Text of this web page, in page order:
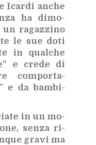
Icar­di an­che
ha di­mo­
un ra­gaz­zi­no
le sue doti
in qual­che
e cre­de di
com­por­ta­
e da bam­bi­
in un mo­
sen­za ri­
gra­vi ma